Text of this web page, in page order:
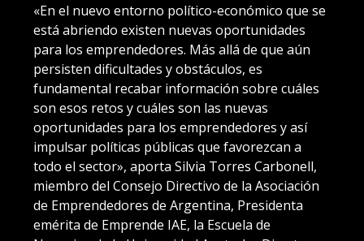
«En el nuevo entorno político-económico que se
está abriendo existen nuevas oportunidades
para los emprendedores. Más allá de que aún
persisten dificultades y obstáculos, es
fundamental recabar información sobre cuáles
son esos retos y cuáles son las nuevas
oportunidades para los emprendedores y así
impulsar políticas públicas que favorezcan a
todo el sector», aporta Silvia Torres Carbonell,
miembro del Consejo Directivo de la Asociación
de Emprendedores de Argentina, Presidenta
emérita de Emprende IAE, la Escuela de